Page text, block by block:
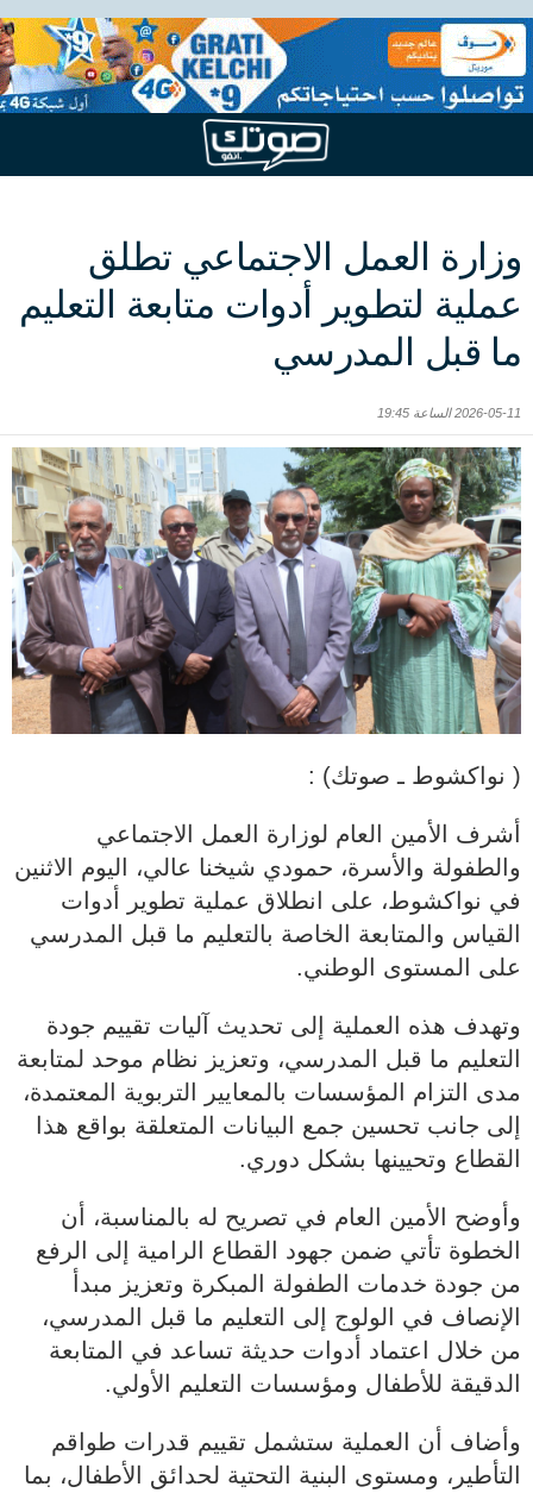
وزارة العمل الاجتماعي تطلق
عملية لتطوير أدوات متابعة التعليم
ما قبل المدرسي
2026-05-11 الساعة 19:45
( نواكشوط ـ صوتك) :
أشرف الأمين العام لوزارة العمل الاجتماعي
والطفولة والأسرة، حمودي شيخنا عالي، اليوم الاثنين
في نواكشوط، على انطلاق عملية تطوير أدوات
القياس والمتابعة الخاصة بالتعليم ما قبل المدرسي
على المستوى الوطني.
وتهدف هذه العملية إلى تحديث آليات تقييم جودة
التعليم ما قبل المدرسي، وتعزيز نظام موحد لمتابعة
مدى التزام المؤسسات بالمعايير التربوية المعتمدة،
إلى جانب تحسين جمع البيانات المتعلقة بواقع هذا
القطاع وتحيينها بشكل دوري.
وأوضح الأمين العام في تصريح له بالمناسبة، أن
الخطوة تأتي ضمن جهود القطاع الرامية إلى الرفع
من جودة خدمات الطفولة المبكرة وتعزيز مبدأ
الإنصاف في الولوج إلى التعليم ما قبل المدرسي،
من خلال اعتماد أدوات حديثة تساعد في المتابعة
الدقيقة للأطفال ومؤسسات التعليم الأولي.
وأضاف أن العملية ستشمل تقييم قدرات طواقم
التأطير، ومستوى البنية التحتية لحدائق الأطفال، بما